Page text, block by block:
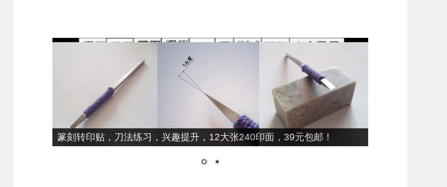
篆刻转印贴，刀法练习，兴趣提升，12大张240印面，39元包邮！